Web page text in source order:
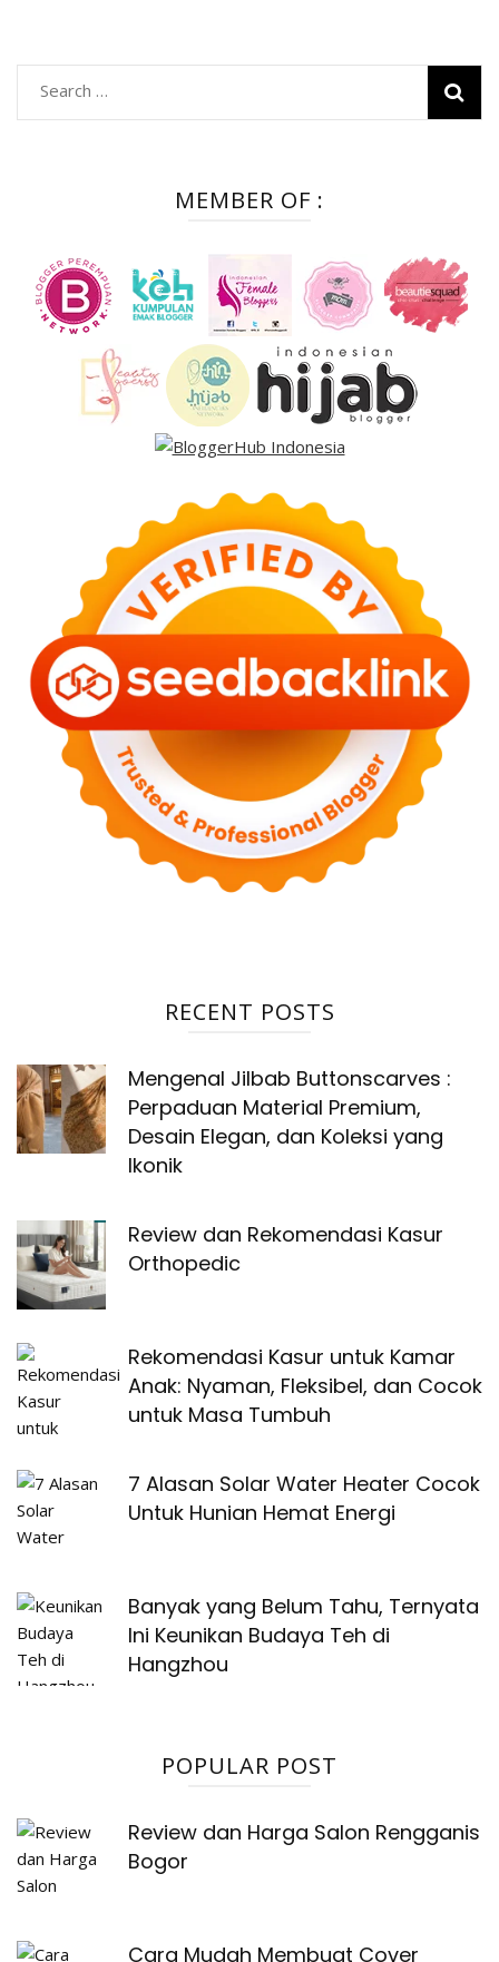
Search
for:
MEMBER OF :
RECENT POSTS
Mengenal Jilbab Buttonscarves :
Perpaduan Material Premium,
Desain Elegan, dan Koleksi yang
Ikonik
Review dan Rekomendasi Kasur
Orthopedic
Rekomendasi Kasur untuk Kamar
Anak: Nyaman, Fleksibel, dan Cocok
untuk Masa Tumbuh
7 Alasan Solar Water Heater Cocok
Untuk Hunian Hemat Energi
Banyak yang Belum Tahu, Ternyata
Ini Keunikan Budaya Teh di
Hangzhou
POPULAR POST
Review dan Harga Salon Rengganis
Bogor
Cara Mudah Membuat Cover